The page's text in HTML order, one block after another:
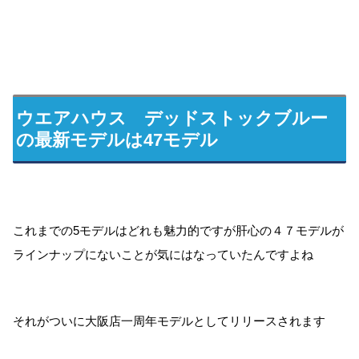
ウエアハウス デッドストックブルー
の最新モデルは47モデル
これまでの5モデルはどれも魅力的ですが肝心の４７モデルが
ラインナップにないことが気にはなっていたんですよね
それがついに大阪店一周年モデルとしてリリースされます